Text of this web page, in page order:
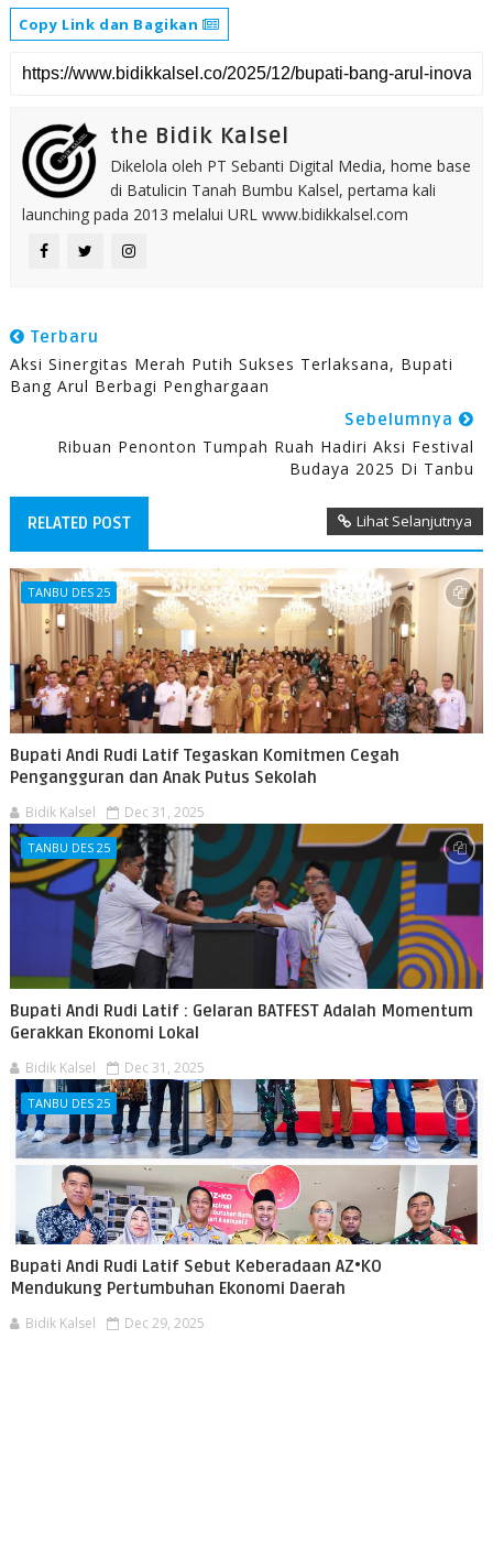
Copy Link dan Bagikan
the Bidik Kalsel
Dikelola oleh PT Sebanti Digital Media, home base
di Batulicin Tanah Bumbu Kalsel, pertama kali
launching pada 2013 melalui URL www.bidikkalsel.com
Terbaru
Aksi Sinergitas Merah Putih Sukses Terlaksana, Bupati
Bang Arul Berbagi Penghargaan
Sebelumnya
Ribuan Penonton Tumpah Ruah Hadiri Aksi Festival
Budaya 2025 Di Tanbu
RELATED POST Lihat Selanjutnya
TANBU DES 25
Bupati Andi Rudi Latif Tegaskan Komitmen Cegah
Pengangguran dan Anak Putus Sekolah
Bidik Kalsel Dec 31, 2025
TANBU DES 25
Bupati Andi Rudi Latif : Gelaran BATFEST Adalah Momentum
Gerakkan Ekonomi Lokal
Bidik Kalsel Dec 31, 2025
TANBU DES 25
Bupati Andi Rudi Latif Sebut Keberadaan AZ•KO
Mendukung Pertumbuhan Ekonomi Daerah
Bidik Kalsel Dec 29, 2025